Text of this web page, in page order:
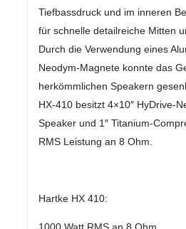
Tiefbassdruck und im inneren
für schnelle detailreiche Mitten
Durch die Verwendung eines
Neodym-Magnete konnte das
herkömmlichen Speakern
HX-410 besitzt 4×10″ HyDrive-
Speaker und 1″ Titanium-
RMS Leistung an 8 Ohm.
Hartke HX 410: